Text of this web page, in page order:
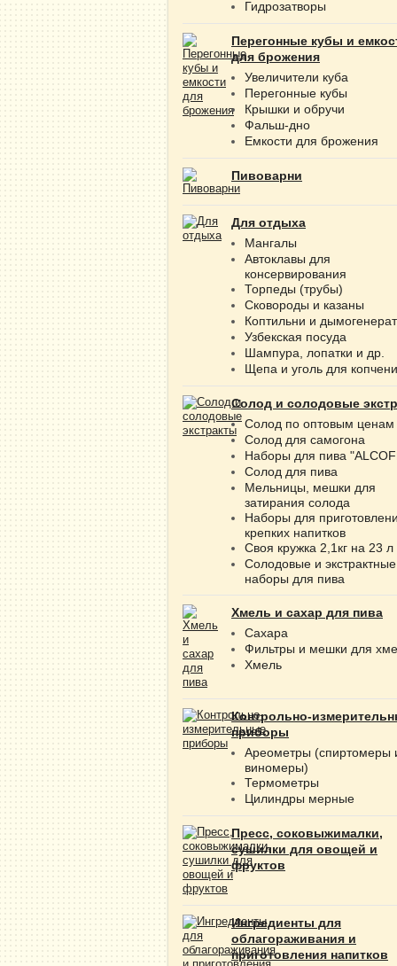
Гидрозатворы
Перегонные кубы и
для брожения
Увеличители куба
Перегонные кубы
Крышки и обручи
Фальш-дно
Емкости для брожения
Пивоварни
Для отдыха
Мангалы
Автоклавы для
консервирования
Торпеды (трубы)
Сковороды и казаны
Коптильни и
Узбекская посуда
Шампура, лопатки и др.
Щепа и уголь для
Солод и солодовые
Солод по оптовым ценам
Солод для самогона
Наборы для пива
Солод для пива
Мельницы, мешки для
затирания солода
Наборы для
крепких напитков
Своя кружка 2,1кг на 23 л
Солодовые и экстрактные
наборы для пива
Хмель и сахар для пива
Сахара
Фильтры и мешки для
Хмель
Контрольно-
приборы
Ареометры (спиртомеры
виномеры)
Термометры
Цилиндры мерные
Пресс, соковыжималки,
сушилки для овощей и
фруктов
Ингредиенты для
облагораживания и
приготовления напитков